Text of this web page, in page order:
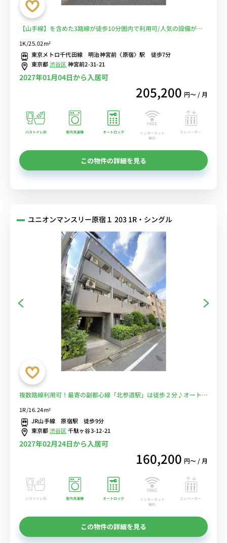
【山手線】を含めた3路線が徒歩10分圏内で利用可/人気の設備が揃
1K/25.02m²
東京メトロ千代田線 明治神宮前〈原宿〉駅 徒歩7分
東京都渋谷区神宮前2-31-21
2027年01月04日から入居可
205,200 円〜 / 月
バストイレ別 室内洗濯機 オートロック
インターネット
無料
エレベーター
この物件の詳細を見る
ユニオンマンスリー原宿１ 203 1R・シングル
複数路線利用可！最寄の副都心線「北参道駅」は徒歩２分♪オートロ
1R/16.24m²
JR山手線 原宿駅 徒歩9分
東京都渋谷区千駄ヶ谷3-12-21
2027年02月24日から入居可
160,200 円〜 / 月
バストイレ別 室内洗濯機 オートロック
インターネット
無料
エレベーター
この物件の詳細を見る